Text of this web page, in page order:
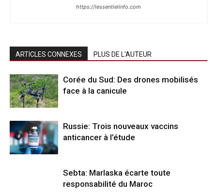
https://lessentielinfo.com
ARTICLES CONNEXES PLUS DE L'AUTEUR
Corée du Sud: Des drones mobilisés
face à la canicule
Russie: Trois nouveaux vaccins
anticancer à l’étude
Sebta: Marlaska écarte toute
responsabilité du Maroc